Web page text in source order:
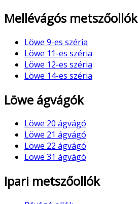
Mellévágós metszőollók
Löwe 9-es széria
Löwe 11-es széria
Löwe 12-es széria
Löwe 14-es széria
Löwe ágvágók
Löwe 20 ágvágó
Löwe 21 ágvágó
Löwe 22 ágvágó
Löwe 31 ágvágó
Ipari metszőollók